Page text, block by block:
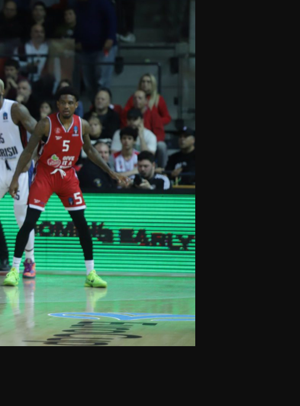
Foundation
Parisii
Volontaires
ON RECRUTE
Contact
Partenaires
Nos partenaires
Devenir partenaire
Business Club